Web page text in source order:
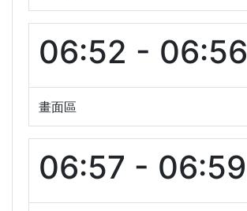
06:52 - 06:56
畫面區
06:57 - 06:59